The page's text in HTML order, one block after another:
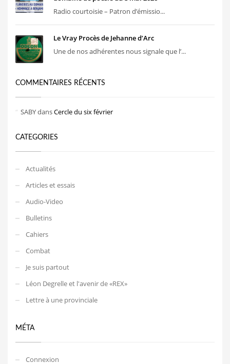
Radio courtoisie – Patron d’émissio...
Le Vray Procès de Jehanne d’Arc
Une de nos adhérentes nous signale que l’...
COMMENTAIRES RÉCENTS
SABYdansCercle du six février
CATEGORIES
Actualités
Articles et essais
Audio-Video
Bulletins
Cahiers
Combat
Je suis partout
Léon Degrelle et l'avenir de «REX»
Lettre à une provinciale
MÉTA
Connexion